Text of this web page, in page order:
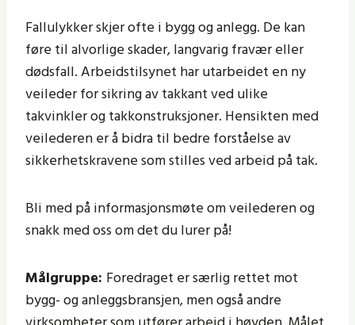
Fallulykker skjer ofte i bygg og anlegg. De kan
føre til alvorlige skader, langvarig fravær eller
dødsfall. Arbeidstilsynet har utarbeidet en ny
veileder for sikring av takkant ved ulike
takvinkler og takkonstruksjoner. Hensikten med
veilederen er å bidra til bedre forståelse av
sikkerhetskravene som stilles ved arbeid på tak.
Bli med på informasjonsmøte om veilederen og
snakk med oss om det du lurer på!
Målgruppe: Foredraget er særlig rettet mot
bygg- og anleggsbransjen, men også andre